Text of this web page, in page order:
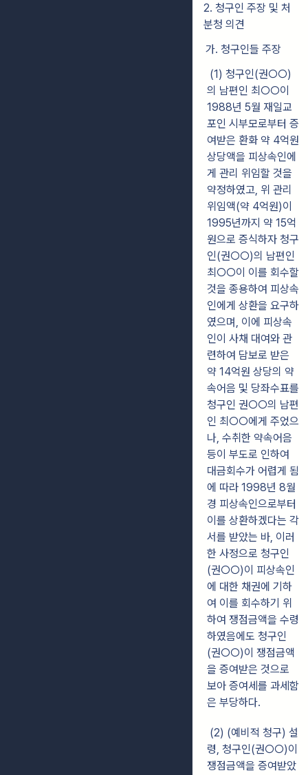
2. 청구인 주장 및 처
분청 의견
가. 청구인들 주장
(1) 청구인(권○○)
의 남편인 최○○이
1988년 5월 재일교
포인 시부모로부터 증
여받은 환화 약 4억원
상당액을 피상속인에
게 관리 위임할 것을
약정하였고, 위 관리
위임액(약 4억원)이
1995년까지 약 15억
원으로 증식하자 청구
인(권○○)의 남편인
최○○이 이를 회수할
것을 종용하여 피상속
인에게 상환을 요구하
였으며, 이에 피상속
인이 사채 대여와 관
련하여 담보로 받은
약 14억원 상당의 약
속어음 및 당좌수표를
청구인 권○○의 남편
인 최○○에게 주었으
나, 수취한 약속어음
등이 부도로 인하여
대금회수가 어렵게 됨
에 따라 1998년 8월
경 피상속인으로부터
이를 상환하겠다는 각
서를 받았는 바, 이러
한 사정으로 청구인
(권○○)이 피상속인
에 대한 채권에 기하
여 이를 회수하기 위
하여 쟁점금액을 수령
하였음에도 청구인
(권○○)이 쟁점금액
을 증여받은 것으로
보아 증여세를 과세함
은 부당하다.
(2) (예비적 청구) 설
령, 청구인(권○○)이
쟁점금액을 증여받았